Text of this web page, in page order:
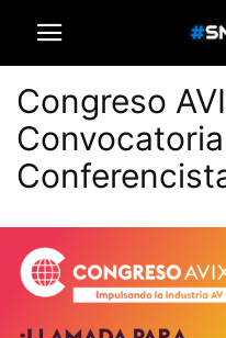
Congreso